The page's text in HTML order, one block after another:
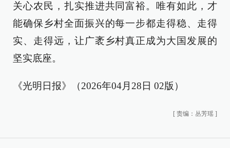
关心农民，扎实推进共同富裕。唯有如此，才
能确保乡村全面振兴的每一步都走得稳、走得
实、走得远，让广袤乡村真正成为大国发展的
坚实底座。
《光明日报》（2026年04月28日 02版）
[ 责编：丛芳瑶 ]